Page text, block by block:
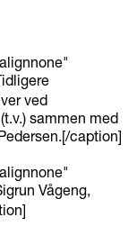
ved
sammen med
caption]
Vågeng,